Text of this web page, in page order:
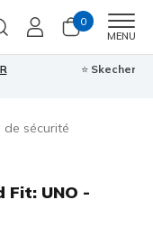
0
MENU
membres S'inscrire⭐
de sécurité
Fit: UNO -